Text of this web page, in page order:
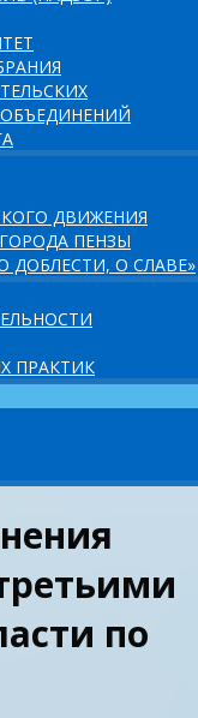
ДВИЖЕНИЯ
ПЕНЗЫ
ДОБЛЕСТИ, О СЛАВЕ»
ПРАКТИК
по